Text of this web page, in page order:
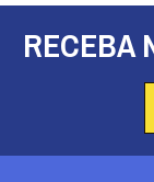
RECEBA